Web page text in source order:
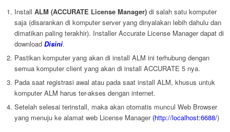
Install ALM (ACCURATE License Manager) di salah satu komputer
saja (disarankan di komputer server yang dinyalakan lebih dahulu dan
dimatikan paling terakhir). Installer Accurate License Manager dapat di
download Disini.
Pastikan komputer yang akan di install ALM ini terhubung dengan
semua komputer client yang akan di install ACCURATE 5 nya.
Pada saat registrasi awal atau pada saat install ALM, khusus untuk
komputer ALM harus ter-akses dengan internet.
Setelah selesai terinstall, maka akan otomatis muncul Web Browser
yang menuju ke alamat web License Manager (http://localhost:6688/)